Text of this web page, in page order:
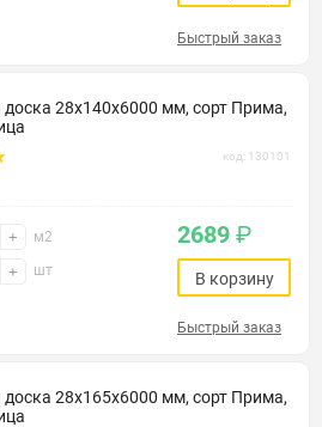
Быстрый заказ
28х140х6000 мм, сорт Прима,
код: 130101
+ м2
+ шт
2689 ₽
В корзину
Быстрый заказ
28х165х6000 мм, сорт Прима,